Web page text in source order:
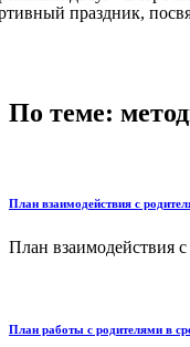
праздник,
По теме:
План взаимодействия с
План взаимодействия
План работы с родителями в